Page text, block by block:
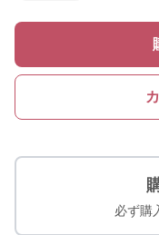
必ず購